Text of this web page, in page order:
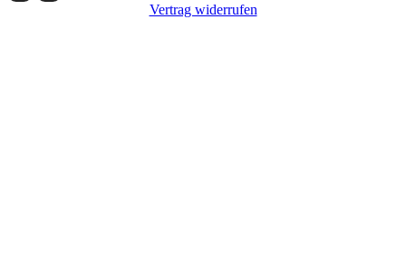
Vertrag widerrufen